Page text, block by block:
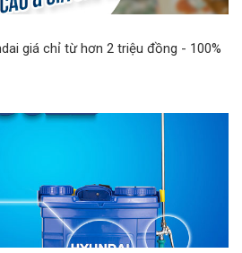
giá chỉ từ hơn 2 triệu đồng - 100%